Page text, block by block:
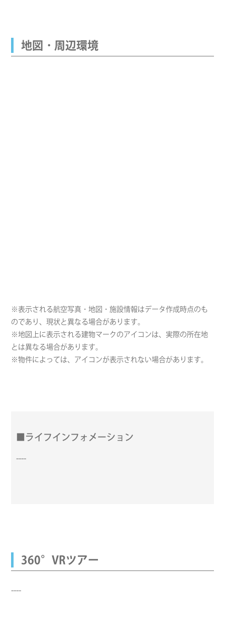
地図・周辺環境
※表示される航空写真・地図・施設情報はデータ作成時点のも
のであり、現状と異なる場合があります。
※地図上に表示される建物マークのアイコンは、実際の所在地
とは異なる場合があります。
※物件によっては、アイコンが表示されない場合があります。
■ライフインフォメーション
----
360°VRツアー
----